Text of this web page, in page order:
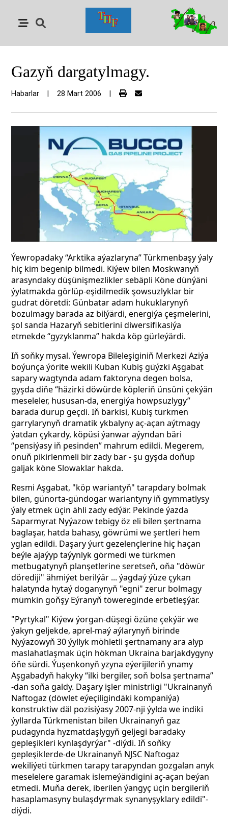
Gazyň dargatylmagy.
Habarlar 28 Mart 2006
Ýewropadaky “Arktika aýazlaryna” Türkmenbaşy ýaly
hiç kim begenip bilmedi. Kiýew bilen Moskwanyň
arasyndaky düşünişmezlikler sebäpli Köne dünýäni
ýylatmakda görlüp-eşidilmedik şowsuzlyklar bir
gudrat döretdi: Günbatar adam hukuklarynyň
bozulmagy barada az bilýärdi, energiýa çeşmelerini,
şol sanda Hazaryň sebitlerini diwersifikasiýa
etmekde “gyzyklanma” hakda köp gürleýärdi.
Iň soňky mysal. Ýewropa Bileleşiginiň Merkezi Aziýa
boýunça ýörite wekili Kuban Kubiş güýzki Aşgabat
sapary wagtynda adam faktoryna degen bolsa,
gyşda diňe “häzirki döwürde köpleriň ünsüni çekýän
meseleler, hususan-da, energiýa howpsuzlygy”
barada durup geçdi. Iň bärkisi, Kubiş türkmen
garrylarynyň dramatik ykbalyny aç-açan aýtmagy
ýatdan çykardy, köpüsi ýanwar aýyndan bäri
“pensiýasy iň pesinden” mahrum edildi. Megerem,
onuň pikirlenmeli bir zady bar - şu gyşda doňup
galjak köne Slowaklar hakda.
Resmi Aşgabat, "köp wariantyň" tarapdary bolmak
bilen, günorta-gündogar wariantyny iň gymmatlysy
ýaly etmek üçin ähli zady edýär. Pekinde ýazda
Saparmyrat Nyýazow tebigy öz eli bilen şertnama
baglaşar, hatda bahasy, göwrümi we şertleri hem
yglan edildi. Daşary ýurt gezelençlerine hiç haçan
beýle ajaýyp taýynlyk görmedi we türkmen
metbugatynyň planşetlerine seretseň, oňa "döwür
dörediji" ähmiýet berilýär ... ýagdaý ýüze çykan
halatynda hytaý doganynyň "egni" zerur bolmagy
mümkin goňşy Eýranyň töwereginde erbetleşýär.
"Pyrtykal" Kiýew ýorgan-düşegi özüne çekýär we
ýakyn geljekde, aprel-maý aýlarynyň birinde
Nyýazowyň 30 ýyllyk möhletli şertnamany ara alyp
maslahatlaşmak üçin hökman Ukraina barjakdygyny
öňe sürdi. Ýuşenkonyň yzyna eýerijileriň ynamy
Aşgabadyň hakyky “ilki bergiler, soň bolsa şertnama”
-dan soňa galdy. Daşary işler ministrligi "Ukrainanyň
Naftogaz (döwlet eýeçiligindäki kompaniýa)
konstruktiw däl pozisiýasy 2007-nji ýylda we indiki
ýyllarda Türkmenistan bilen Ukrainanyň gaz
pudagynda hyzmatdaşlygyň geljegi baradaky
gepleşikleri kynlaşdyrýar" -diýdi. Iň soňky
gepleşiklerde-de Ukrainanyň NJSC Naftogaz
wekiliýeti türkmen tarapy tarapyndan gozgalan anyk
meselelere garamak islemeýändigini aç-açan beýan
etmedi. Muňa derek, iberilen ýangyç üçin bergileriň
hasaplamasyny bulaşdyrmak synanyşyklary edildi"-
diýdi.